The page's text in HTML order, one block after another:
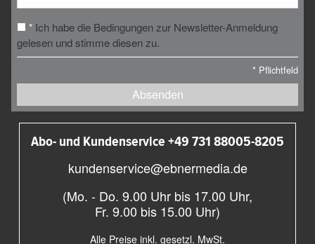
* Ich habe die Bedingungen zur Newsletter-Anmeldung
gelesen und stimme diesen zu.
* Pflichtfeld
Absenden
Abo- und Kundenservice +49 731 88005-8205
kundenservice@ebnermedia.de
(Mo. - Do. 9.00 Uhr bis 17.00 Uhr,
Fr. 9.00 bis 15.00 Uhr)
Alle Preise inkl. gesetzl. MwSt.